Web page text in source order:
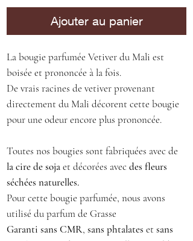
Ajouter au panier
La bougie parfumée Vetiver du Mali est
boisée et prononcée à la fois.
De vrais racines de vetiver provenant
directement du Mali décorent cette bougie
pour une odeur encore plus prononcée.
Toutes nos bougies sont fabriquées avec de
la cire de sojaet décorées avec des fleurs
séchées naturelles.
Pour cette bougie parfumée, nous avons
utilisé du parfum de Grasse
Garanti sans CMR, sans phtalates et sans